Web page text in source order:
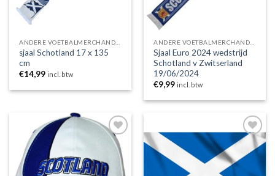
sjaal Schotland 17 x 135
cm
€14,99 incl. btw
Sjaal Euro 2024 wedstrijd
Schotland v Zwitserland
19/06/2024
€9,99 incl. btw
Toevoegen
wenslijst
Toevoegen
wenslijst